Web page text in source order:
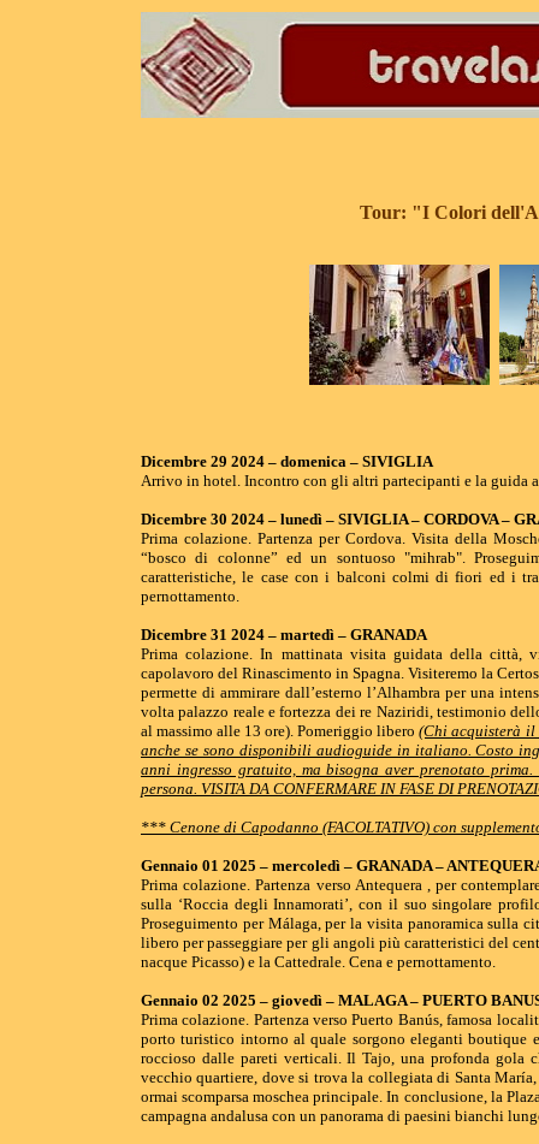
Tour: "I Colori
Dicembre 29 2024 – domenica – SIVIGLIA
Arrivo in hotel. Incontro con gli altri partecipanti e la guida
Dicembre 30 2024 – lunedì – SIVIGLIA – CORDOVA –
Prima colazione. Partenza per Cordova. Visita della
“bosco di colonne” ed un sontuoso "mihrab".
caratteristiche, le case con i balconi colmi di fiori ed i
pernottamento.
Dicembre 31 2024 – martedì – GRANADA
Prima colazione. In mattinata visita guidata della città,
capolavoro del Rinascimento in Spagna. Visiteremo la
permette di ammirare dall’esterno l’Alhambra per una
volta palazzo reale e fortezza dei re Naziridi, testimonio
al massimo alle 13 ore). Pomeriggio libero(Chi acquisterà il
anche se sono disponibili audioguide in italiano. Costo
anni ingresso gratuito, ma bisogna aver prenotato
persona. VISITA DA CONFERMARE IN FASE DI
*** Cenone di Capodanno (FACOLTATIVO) con
Gennaio 01 2025 – mercoledì – GRANADA –
Prima colazione. Partenza verso Antequera , per
sulla ‘Roccia degli Innamorati’, con il suo singolare
Proseguimento per Málaga, per la visita panoramica sulla
libero per passeggiare per gli angoli più caratteristici del
nacque Picasso) e la Cattedrale. Cena e pernottamento.
Gennaio 02 2025 – giovedì – MALAGA – PUERTO
Prima colazione. Partenza verso Puerto Banús, famosa
porto turistico intorno al quale sorgono eleganti boutique
roccioso dalle pareti verticali. Il Tajo, una profonda
vecchio quartiere, dove si trova la collegiata di Santa
ormai scomparsa moschea principale. In conclusione, la
campagna andalusa con un panorama di paesini bianchi